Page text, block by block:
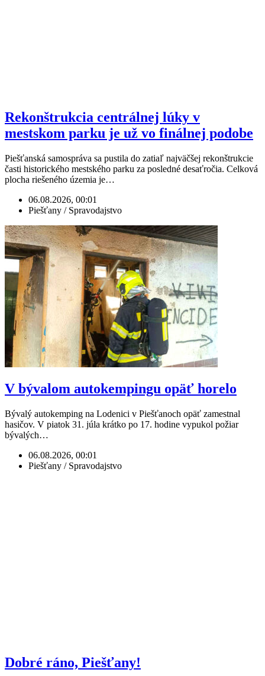
Rekonštrukcia centrálnej lúky v
mestskom parku je už vo finálnej podobe
Piešťanská samospráva sa pustila do zatiaľ najväčšej rekonštrukcie
časti historického mestského parku za posledné desaťročia. Celková
plocha riešeného územia je…
06.08.2026, 00:01
Piešťany / Spravodajstvo
V bývalom autokempingu opäť horelo
Bývalý autokemping na Lodenici v Piešťanoch opäť zamestnal
hasičov. V piatok 31. júla krátko po 17. hodine vypukol požiar
bývalých…
06.08.2026, 00:01
Piešťany / Spravodajstvo
Dobré ráno, Piešťany!